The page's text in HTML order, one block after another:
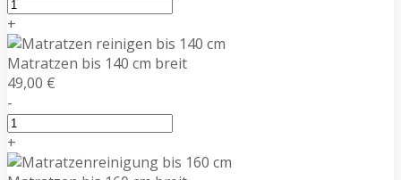
+
Matratzen bis 140 cm breit
49,00 €
-
+